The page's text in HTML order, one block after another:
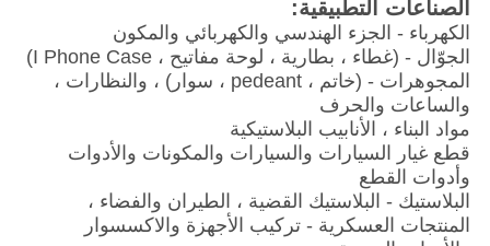
الصناعات التطبيقية:
الكهرباء - الجزء الهندسي والكهربائي والمكون
الجوّال - (غطاء ، بطارية ، لوحة مفاتيح ، I Phone Case)
المجوهرات - (خاتم ، pedeant ، سوار) ، والنظارات ،
والساعات والحرف
مواد البناء ، الأنابيب البلاستيكية
قطع غيار السيارات والسيارات والمكونات والأدوات
وأدوات القطع
البلاستيك - البلاستيك القضية ، الطيران والفضاء ،
المنتجات العسكرية - تركيب الأجهزة والاكسسوار